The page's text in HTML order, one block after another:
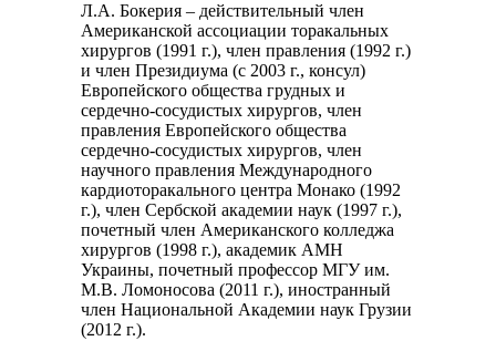
Л.А. Бокерия – действительный член
Американской ассоциации торакальных
хирургов (1991 г.), член правления (1992 г.)
и член Президиума (с 2003 г., консул)
Европейского общества грудных и
сердечно-сосудистых хирургов, член
правления Европейского общества
сердечно-сосудистых хирургов, член
научного правления Международного
кардиоторакального центра Монако (1992
г.), член Сербской академии наук (1997 г.),
почетный член Американского колледжа
хирургов (1998 г.), академик АМН
Украины, почетный профессор МГУ им.
М.В. Ломоносова (2011 г.), иностранный
член Национальной Академии наук Грузии
(2012 г.).